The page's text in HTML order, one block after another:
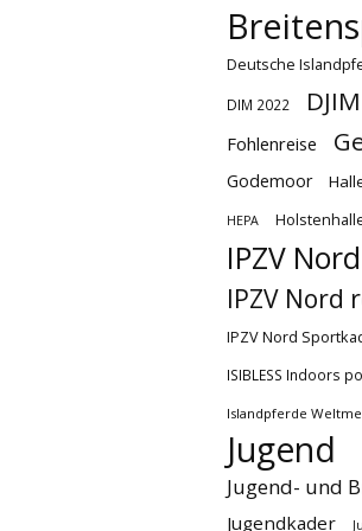
Deutsche
DIM 2022 DJIM
Fohlenreise
Godemoor
HEPA
IPZV Nord
IPZV Nord
IPZV Nord
ISIBLESS Indoors
Islandpferde
Jugend
Jugend- und
Jugendkader